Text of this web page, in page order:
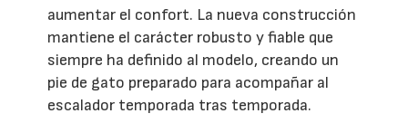
aumentar el confort. La nueva construcción
mantiene el carácter robusto y fiable que
siempre ha definido al modelo, creando un
pie de gato preparado para acompañar al
escalador temporada tras temporada.